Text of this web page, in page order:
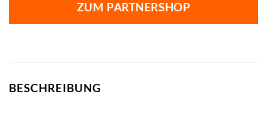
ZUM PARTNERSHOP
BESCHREIBUNG